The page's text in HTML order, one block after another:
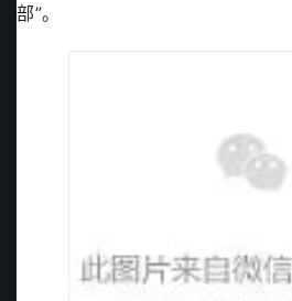
部”。